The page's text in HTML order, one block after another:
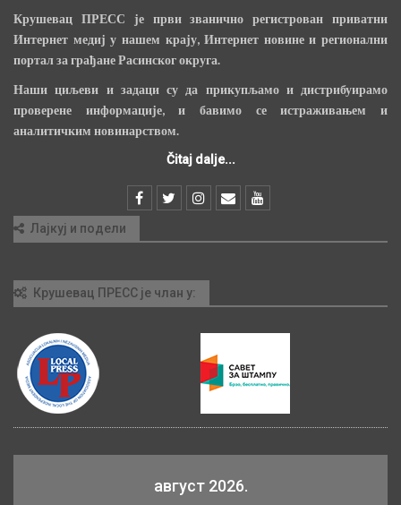
Крушевац ПРЕСС је први званично регистрован приватни
Интернет медиј у нашем крају, Интернет новине и регионални
портал за грађане Расинског округа.
Наши циљеви и задаци су да прикупљамо и дистрибуирамо
проверене информације, и бавимо се истраживањем и
аналитичким новинарством.
Čitaj dalje...
Лајкуј и подели
Крушевац ПРЕСС је члан у:
август 2026.